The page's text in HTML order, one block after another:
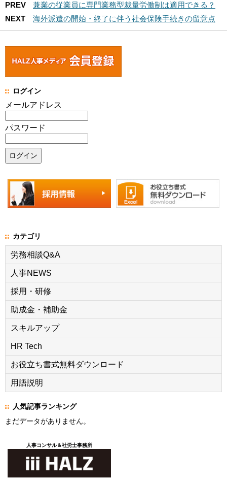
PREV
兼業の従業員に専門業務型裁量労働制は適用できる？
NEXT
海外派遣の開始・終了に伴う社会保険手続きの留意点
ログイン
メールアドレス
パスワード
カテゴリ
労務相談Q&A
人事NEWS
採用・研修
助成金・補助金
スキルアップ
HR Tech
お役立ち書式無料ダウンロード
用語説明
人気記事ランキング
まだデータがありません。
人事コンサル＆社労士事務所